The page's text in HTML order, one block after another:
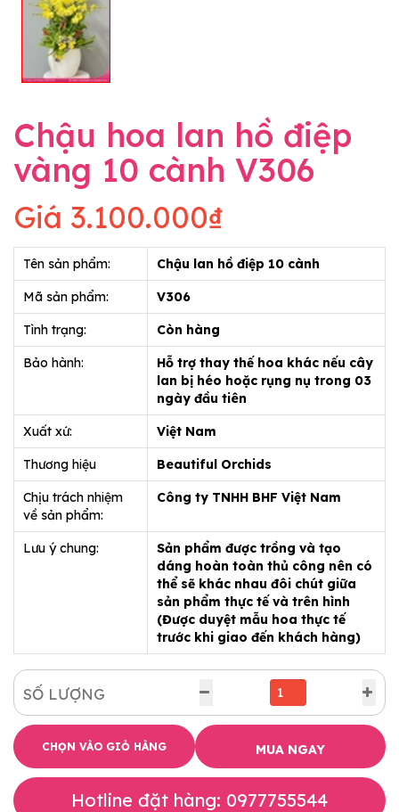
Chậu hoa lan hồ điệp
vàng 10 cành V306
Giá 3.100.000₫
Tên sản phẩm: Chậu lan hồ điệp 10 cành
Mã sản phẩm: V306
Tình trạng: Còn hàng
Bảo hành:
Hỗ trợ thay thế hoa khác nếu cây
lan bị héo hoặc rụng nụ trong 03
ngày đầu tiên
Xuất xứ: Việt Nam
Thương hiệu Beautiful Orchids
Chịu trách nhiệm
về sản phẩm:
Công ty TNHH BHF Việt Nam
Lưu ý chung:
Sản phẩm được trồng và tạo
dáng hoàn toàn thủ công nên có
thể sẽ khác nhau đôi chút giữa
sản phẩm thực tế và trên hình
(Được duyệt mẫu hoa thực tế
trước khi giao đến khách hàng)
SỐ LƯỢNG
CHỌN VÀO GIỎ HÀNG MUA NGAY
Hotline đặt hàng: 0977755544